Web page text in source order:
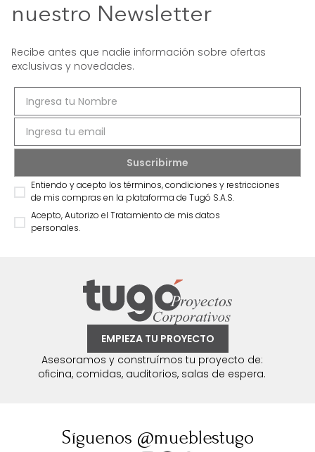
nuestro Newsletter
Recibe antes que nadie información sobre ofertas
exclusivas y novedades.
Entiendo y acepto los términos, condiciones y restricciones
de mis compras en la plataforma de Tugó S.A.S.
Acepto, Autorizo el Tratamiento de mis datos
personales.
EMPIEZA TU PROYECTO
Asesoramos y construímos tu proyecto de:
oficina, comidas, auditorios, salas de espera.
Síguenos @mueblestugo